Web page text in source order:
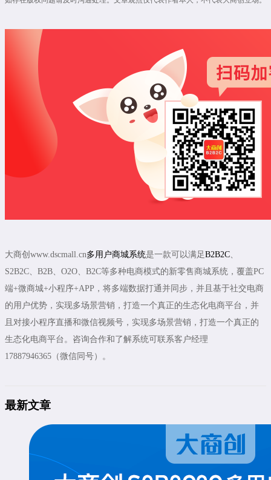
大商创www.dscmall.cn多用户商城系统是一款可以满足B2B2C
S2B2C、B2B、O2O、B2C等多种电商模式的新零售商城系统，覆盖PC
端+微商城+小程序+APP，将多端数据打通并同步，并且基于社交电商
的用户优势，实现多场景营销，打造一个真正的生态化电商平台，并
且对接小程序直播和微信视频号，实现多场景营销，打造一个真正的
生态化电商平台。咨询合作和了解系统可联系客户经理
17887946365（微信同号）。
最新文章